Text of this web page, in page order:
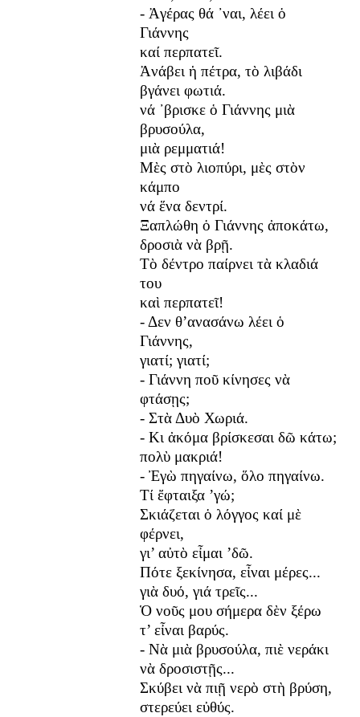
- Ἀγέρας θά ᾽ναι, λέει ὁ
Γιάννης
καί περπατεῖ.
Ἀνάβει ἡ πέτρα, τὸ λιβάδι
βγάνει φωτιά.
νά ᾽βρισκε ὁ Γιάννης μιὰ
βρυσούλα,
μιὰ ρεμματιά!
Μὲς στὸ λιοπύρι, μὲς στὸν
κάμπο
νά ἕνα δεντρί.
Ξαπλώθη ὁ Γιάννης ἀποκάτω,
δροσιὰ νὰ βρῇ.
Τὸ δέντρο παίρνει τὰ κλαδιά
του
καὶ περπατεῖ!
- Δεν θ’ανασάνω λέει ὁ
Γιάννης,
γιατί; γιατί;
- Γιάννη ποῦ κίνησες νὰ
φτάσῃς;
- Στὰ Δυὸ Χωριά.
- Κι ἀκόμα βρίσκεσαι δῶ κάτω;
πολὺ μακριά!
- Ἐγὼ πηγαίνω, ὅλο πηγαίνω.
Τί ἔφταιξα ’γώ;
Σκιάζεται ὁ λόγγος καί μὲ
φέρνει,
γι’ αὐτὸ εἶμαι ’δῶ.
Πότε ξεκίνησα, εἶναι μέρες...
γιὰ δυό, γιά τρεῖς...
Ὁ νοῦς μου σήμερα δὲν ξέρω
τ’ εἶναι βαρύς.
- Νὰ μιὰ βρυσούλα, πιὲ νεράκι
νὰ δροσιστῇς...
Σκύβει νὰ πιῇ νερὸ στὴ βρύση,
στερεύει εὐθύς.